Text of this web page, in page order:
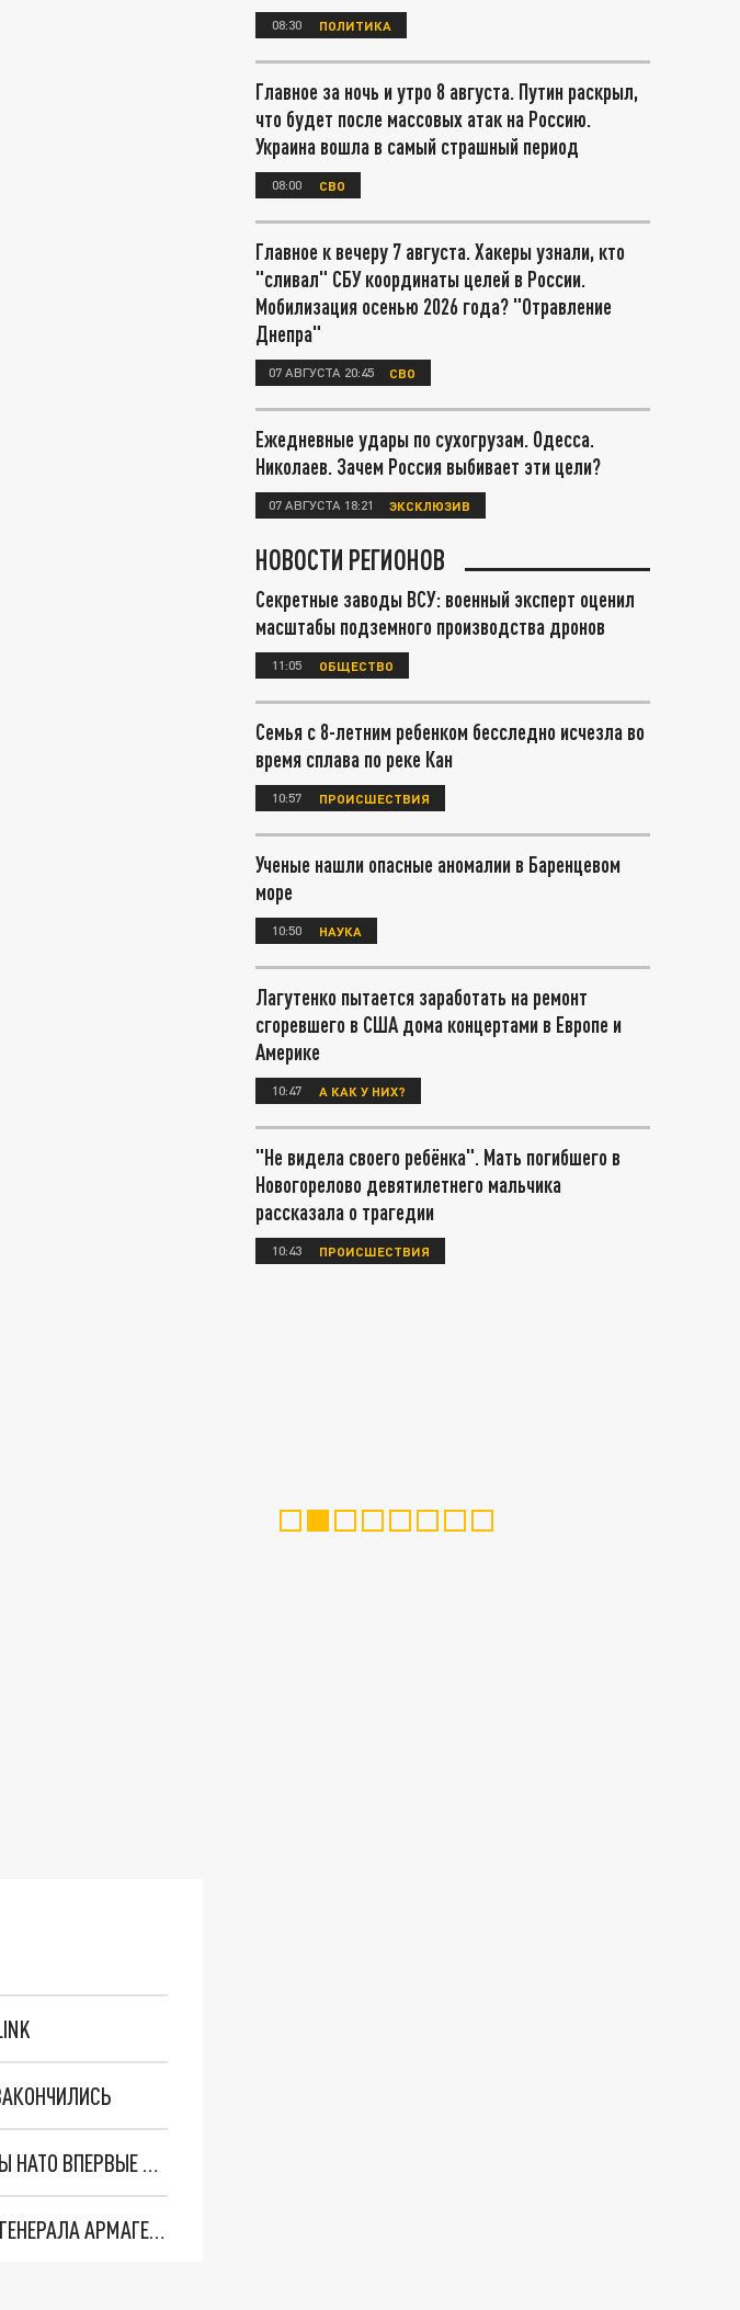
"ОЧЕНЬ ПЛОХИЕ НОВОСТИ": БОЛЬШАЯ ОШИБКА PALANTIR В РОССИИ. СТРАНЫ НАТО ВПЕРВЫЕ ЗА СВО ОСТАНОВИЛИ ПОСТАВКИ ОРУЖИЯ. ВСУ ТЕРЯЮТ ПРИГРАНИЧЬЕ?
ТРИ ГЛАВНЫХ ИНСАЙДА ОБ СВО. ОТМЕНА МОБИЛИЗАЦИИ И ВОЗВРАЩЕНИЕ "ГЕНЕРАЛА АРМАГЕДДОНА"? ОТЛИЧНЫЕ НОВОСТИ, КОТОРЫЕ ЖДАЛИ ВСЕ
08:30 ПОЛИТИКА
Главное за ночь и утро 8 августа. Путин раскрыл,
что будет после массовых атак на Россию.
Украина вошла в самый страшный период
08:00 СВО
Главное к вечеру 7 августа. Хакеры узнали, кто
"сливал" СБУ координаты целей в России.
Мобилизация осенью 2026 года? "Отравление
Днепра"
07 АВГУСТА 20:45 СВО
Ежедневные удары по сухогрузам. Одесса.
Николаев. Зачем Россия выбивает эти цели?
07 АВГУСТА 18:21 ЭКСКЛЮЗИВ
НОВОСТИ РЕГИОНОВ
Секретные заводы ВСУ: военный эксперт оценил
масштабы подземного производства дронов
11:05 ОБЩЕСТВО
Семья с 8-летним ребенком бесследно исчезла во
время сплава по реке Кан
10:57 ПРОИСШЕСТВИЯ
Ученые нашли опасные аномалии в Баренцевом
море
10:50 НАУКА
Лагутенко пытается заработать на ремонт
сгоревшего в США дома концертами в Европе и
Америке
10:47 А КАК У НИХ?
"Не видела своего ребёнка". Мать погибшего в
Новогорелово девятилетнего мальчика
рассказала о трагедии
10:43 ПРОИСШЕСТВИЯ